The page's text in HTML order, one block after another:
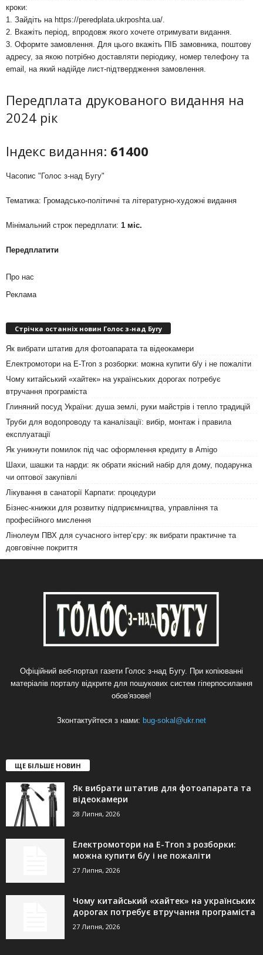
кроки:
1. Зайдіть на https://peredplata.ukrposhta.ua/
2. Вкажіть період, впродовж якого хочете отримувати видання.
3. Оформте замовлення. Для цього вкажіть ПІБ замовника, поштову
адресу, за якою потрібно доставляти періодику, номер телефону та
email, на який надійде лист-підтвердження замовлення.
Передплата друкованого видання на
2024 рік
Індекс видання: 61400
Часопис "Голос з-над Бугу"
Тематика: Громадсько-політичні та літературно-художні видання
Мінімальний строк передплати: 1 міс.
Передплатити
Про нас
Реклама
Стрічка останніх новин Голос з-над Бугу
Як вибрати штатив для фотоапарата та відеокамери
Електромотори на E-Tron з розборки: можна купити б/у і не пожаліти
Чому китайський «хайтек» на українських дорогах потребує
втручання програміста
Глиняний посуд України: душа землі, руки майстрів і тепло традицій
Труби для водопроводу та каналізації: вибір, монтаж і правила
експлуатації
Як уникнути помилок під час оформлення кредиту в Amigo
Шахи, шашки та нарди: як обрати якісний набір для дому, подарунка
чи оптової закупівлі
Лікування в санаторії Карпати: процедури
Бізнес-книжки для розвитку підприємництва, управління та
професійного мислення
Лінолеум ПВХ для сучасного інтер’єру: як вибрати практичне та
довговічне покриття
Офіційний веб-портал газети Голос з-над Бугу. При копіюванні
матеріалів порталу відкрите для пошукових систем гіперпосилання
обов'язове!
Зконтактуйтеся з нами: bug-sokal@ukr.net
ЩЕ БІЛЬШЕ НОВИН
Як вибрати штатив для фотоапарата та
відеокамери
28 Липня, 2026
Електромотори на E-Tron з розборки:
можна купити б/у і не пожаліти
27 Липня, 2026
Чому китайський «хайтек» на українських
дорогах потребує втручання програміста
27 Липня, 2026